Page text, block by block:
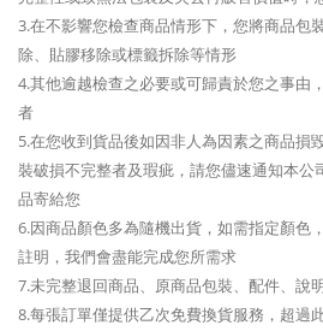
3.在不影響您檢查商品情形下，您將商品包
除、貼膠移除或標籤拆除等情形
4.其他逾越檢查之必要或可歸責於您之事由
者
5.在您收到貨品後如因非人為因素之商品損
裝破損不完整者及瑕疵，請您儘速通知本公
品寄給您
6.因商品顏色多為隨機出貨，如需指定顏色
註明，我們會盡能完成您所需求
7.未完整退回商品、原商品包裝、配件、說
8.每張訂單僅提供乙次免費換貨服務，超過